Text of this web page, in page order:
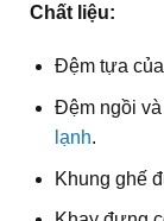
Chất liệu:
Đệm tựa
Đệm ngồi
lạnh.
Khung ghế